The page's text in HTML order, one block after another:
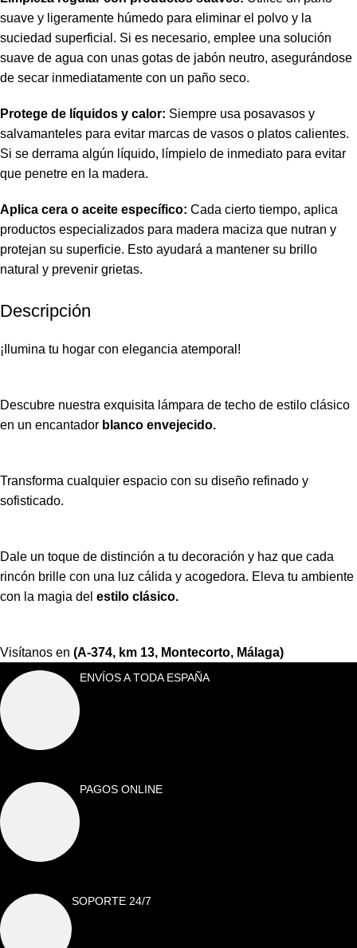
suave y ligeramente húmedo para eliminar el polvo y la
suciedad superficial. Si es necesario, emplee una solución
suave de agua con unas gotas de jabón neutro, asegurándose
de secar inmediatamente con un paño seco.
Protege de líquidos y calor: Siempre usa posavasos y
salvamanteles para evitar marcas de vasos o platos calientes.
Si se derrama algún líquido, límpielo de inmediato para evitar
que penetre en la madera.
Aplica cera o aceite específico: Cada cierto tiempo, aplica
productos especializados para madera maciza que nutran y
protejan su superficie. Esto ayudará a mantener su brillo
natural y prevenir grietas.
Descripción
¡Ilumina tu hogar con elegancia atemporal!
Descubre nuestra exquisita lámpara de techo de estilo clásico
en un encantador blanco envejecido.
Transforma cualquier espacio con su diseño refinado y
sofisticado.
Dale un toque de distinción a tu decoración y haz que cada
rincón brille con una luz cálida y acogedora. Eleva tu ambiente
con la magia del estilo clásico.
Visítanos en (A-374, km 13, Montecorto, Málaga)
ENVÍOS A TODA ESPAÑA
PAGOS ONLINE
SOPORTE 24/7